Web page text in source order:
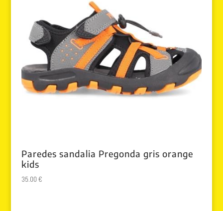
Paredes sandalia Pregonda gris orange
kids
35.00€